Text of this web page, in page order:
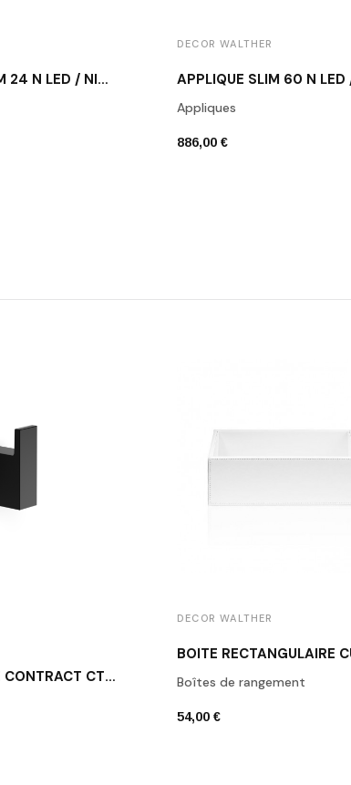
APPLIQUE SLIM 24 N LED / NICKEL MAT
DECOR WALTHER
Appliques
886,00 €
PATÈRE NOIRE CONTRACT CT HAK1 DECOR WALTHER
DECOR WALTHER
Boîtes de rangement
54,00 €